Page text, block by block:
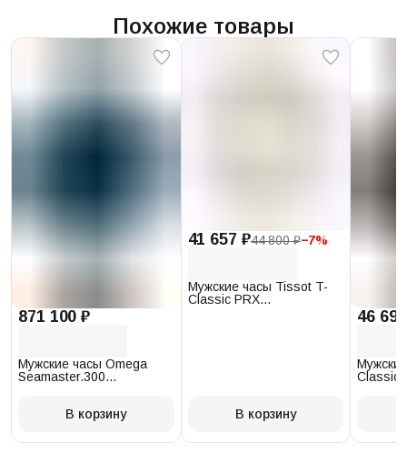
Похожие товары
871 100 ₽
Мужские часы Omega
Seamaster.300
В корзину
41 657 ₽44 800 ₽−7%
Мужские часы Tissot T-
Classic PRX
В корзину
46
Classic